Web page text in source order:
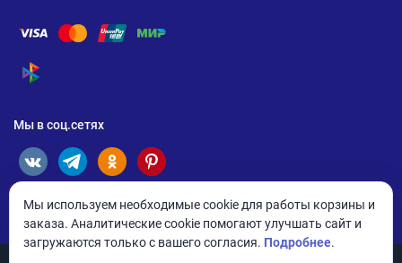
Помощь по оплате Visa
Помощь по оплате Mastercard
Помощь по оплате UnionPay
Помощь по оплате Мир
Помощь по оплате СБП
Мы в соц.сетях
Мы используем необходимые cookie для работы корзины и
заказа. Аналитические cookie помогают улучшать сайт и
загружаются только с вашего согласия. Подробнее.